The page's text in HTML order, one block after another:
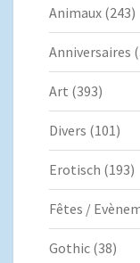
Animaux (243)
Anniversaires
Art (393)
Divers (101)
Erotisch (193)
Fêtes /
Gothic (38)